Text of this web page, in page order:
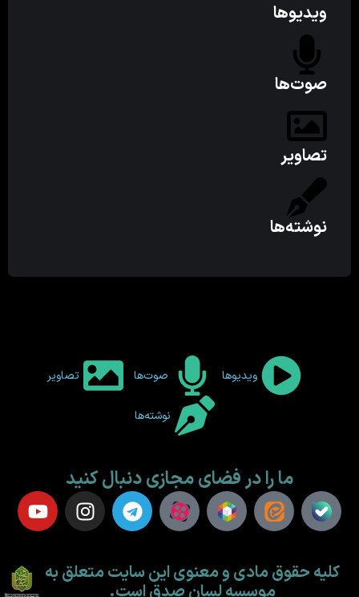
ویدیوها
صوت‌ها
تصاویر
نوشته‌ها
ویدیوها صوت‌ها تصاویر
نوشته‌ها
ما را در فضای مجازی دنبال کنید
کلیه حقوق مادی و معنوی این سایت متعلق به